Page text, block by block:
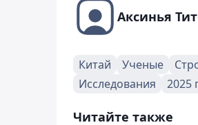
Аксинья
Китай Ученые
Исследования
2025
Читайте также